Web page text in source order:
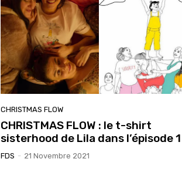
CHRISTMAS FLOW
CHRISTMAS FLOW : le t-shirt
sisterhood de Lila dans l’épisode 1
FDS - 21 Novembre 2021